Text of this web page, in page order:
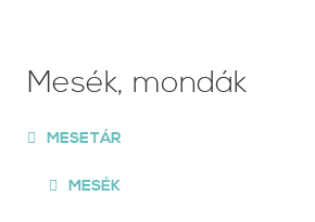
Mesék, mondák
MESETÁR
MESÉK